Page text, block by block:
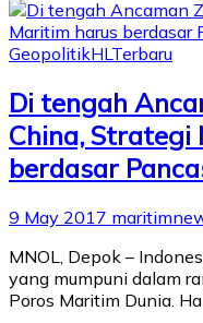
GeopolitikHL Terbaru
Di tengah
China,
berdasar
9 May 2017
MNOL, Depok –
yang mumpuni dalam
Poros Maritim Dunia.